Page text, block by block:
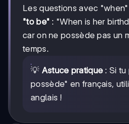
Les questions avec
"to be" : "When is her
car on ne possède pas un
temps.
💡 Astuce pratique : Si
possède" en français,
anglais !